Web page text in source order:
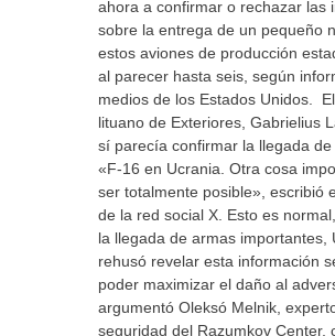
ahora a confirmar o rechazar las
sobre la entrega de un pequeño
estos aviones de producción
al parecer hasta seis, según
medios de los Estados Unidos.
lituano de Exteriores, Gabrielius
sí parecía confirmar la llegada de
«F-16 en Ucrania. Otra cosa
ser totalmente posible», escribió
de la red social X. Esto es normal,
la llegada de armas importantes,
rehusó revelar esta información
poder maximizar el daño al
argumentó Oleksó Melnik,
seguridad del Razumkov Center,